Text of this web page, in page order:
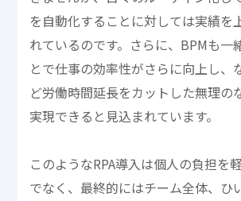
を自動化することに対しては実績を
れているのです。さらに、BPMも一
とで仕事の効率性がさらに向上し、
ど労働時間延長をカットした無理の
実現できると見込まれています。
このようなRPA導入は個人の負担を
でなく、最終的にはチーム全体、ひ